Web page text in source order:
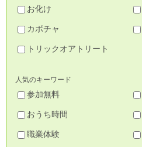
お化け
カボチャ
トリックオアトリート
人気のキーワード
参加無料
おうち時間
職業体験